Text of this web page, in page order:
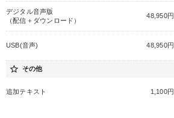
デジタル音声版
（配信＋ダウンロード）
48,950円
USB(音声) 48,950円
star_border その他
追加テキスト 1,100円